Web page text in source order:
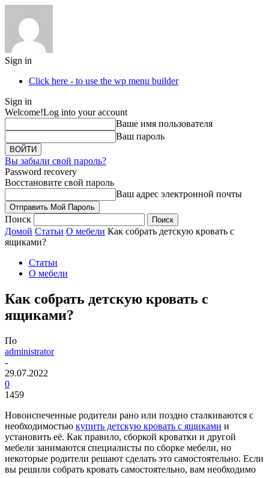
Sign in
Click here - to use the wp menu builder
Sign in
Welcome!Log into your account
Ваше имя пользователя
Ваш пароль
Вы забыли свой пароль?
Password recovery
Восстановите свой пароль
Ваш адрес электронной почты
Поиск
Домой Статьи О мебели Как собрать детскую кровать с
ящиками?
Статьи
О мебели
Как собрать детскую кровать с
ящиками?
По
administrator
-
29.07.2022
0
1459
Новоиспеченные родители рано или поздно сталкиваются с
необходимостью купить детскую кровать с ящиками и
установить её. Как правило, сборкой кроватки и другой
мебели занимаются специалисты по сборке мебели, но
некоторые родители решают сделать это самостоятельно. Если
вы решили собрать кровать самостоятельно, вам необходимо